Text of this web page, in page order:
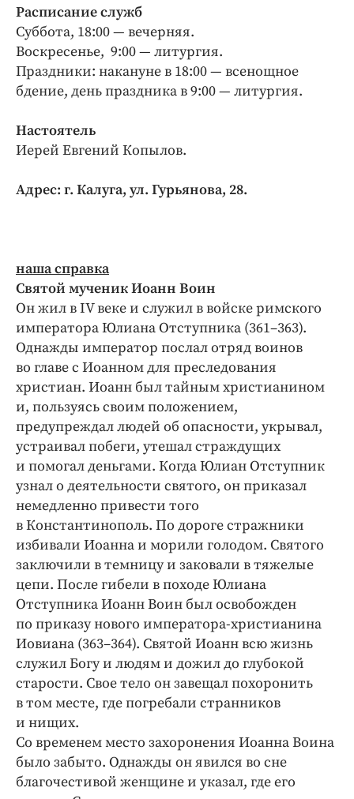
Расписание служб
Суббота, 18:00 — вечерняя.
Воскресенье, 9:00 — литургия.
Праздники: накануне в 18:00 — всенощное
бдение, день праздника в 9:00 — литургия.
Настоятель
Иерей Евгений Копылов.
Адрес: г. Калуга, ул. Гурьянова, 28.
наша справка
Святой мученик Иоанн Воин
Он жил в IV веке и служил в войске римского
императора Юлиана Отступника (361–363).
Однажды император послал отряд воинов
во главе с Иоанном для преследования
христиан. Иоанн был тайным христианином
и, пользуясь своим положением,
предупреждал людей об опасности, укрывал,
устраивал побеги, утешал страждущих
и помогал деньгами. Когда Юлиан Отступник
узнал о деятельности святого, он приказал
немедленно привести того
в Константинополь. По дороге стражники
избивали Иоанна и морили голодом. Святого
заключили в темницу и заковали в тяжелые
цепи. После гибели в походе Юлиана
Отступника Иоанн Воин был освобожден
по приказу нового императора-христианина
Иовиана (363–364). Святой Иоанн всю жизнь
служил Богу и людям и дожил до глубокой
старости. Свое тело он завещал похоронить
в том месте, где погребали странников
и нищих.
Со временем место захоронения Иоанна Воина
было забыто. Однажды он явился во сне
благочестивой женщине и указал, где его